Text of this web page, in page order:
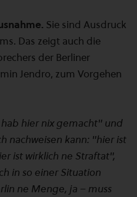
Sie sind Ausdruck
Das zeigt auch die
der Berliner
Jendro, zum Vorgehen
hier nix gemacht" und
nachweisen kann: "hier ist
ist wirklich ne Straftat",
in so einer Situation
ne Menge, ja – muss